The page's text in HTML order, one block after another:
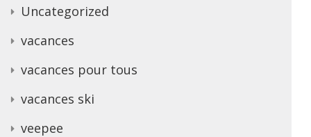
Uncategorized
vacances
vacances pour tous
vacances ski
veepee